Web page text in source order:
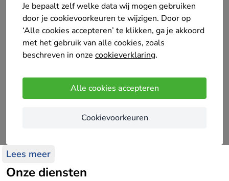
Je bepaalt zelf welke data wij mogen gebruiken
door je cookievoorkeuren te wijzigen. Door op
‘Alle cookies accepteren’ te klikken, ga je akkoord
met het gebruik van alle cookies, zoals
beschreven in onze cookieverklaring.
Alle cookies accepteren
Cookievoorkeuren
Mechelse Karweiwerken
tegelwerken ook algemene Karweiwerken en
tot terras en oprit - vakmanschap, kwaliteit en
service staan bij ons centraal .
Lees meer
Onze diensten